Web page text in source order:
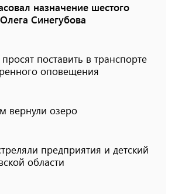
назначение шестого
Синегубова
поставить в транспорте
оповещения
вернули озеро
предприятия и детский
области